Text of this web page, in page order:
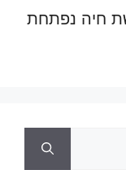
חיה נפתחת